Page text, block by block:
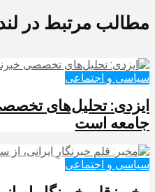
مطالب مرتبط در
سیاسی و اجتماعی
ایزدی: تحلیل‌های
جامعه است
سیاسی و اجتماعی